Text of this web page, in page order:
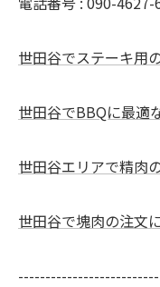
世田谷でステーキ用
世田谷でBBQに最適
世田谷エリアで精肉
世田谷で塊肉の注文